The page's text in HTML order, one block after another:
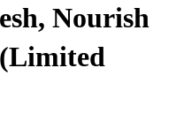
Nourish